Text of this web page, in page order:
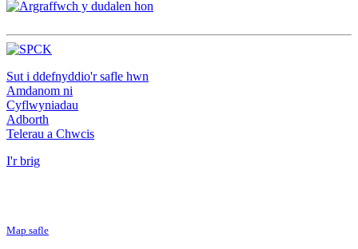
Sut i ddefnyddio'r safle hwn
Amdanom ni
Cyflwyniadau
Adborth
Telerau a Chwcis
I'r brig
Map safle